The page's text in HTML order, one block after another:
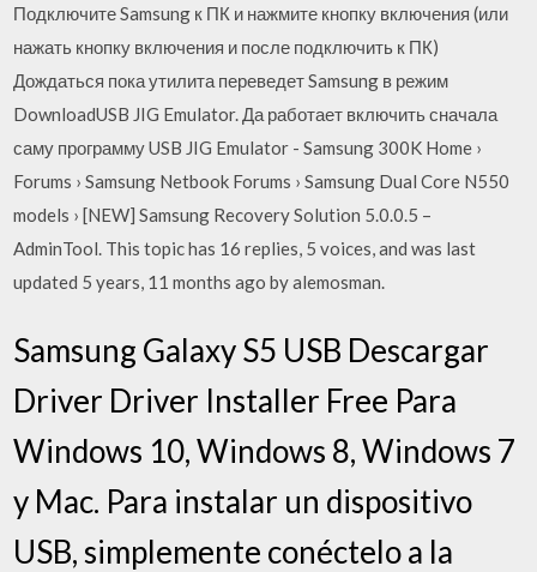
Подключите Samsung к ПК и нажмите кнопку включения (или
нажать кнопку включения и после подключить к ПК)
Дождаться пока утилита переведет Samsung в режим
DownloadUSB JIG Emulator. Да работает включить сначала
саму программу USB JIG Emulator - Samsung 300K Home ›
Forums › Samsung Netbook Forums › Samsung Dual Core N550
models › [NEW] Samsung Recovery Solution 5.0.0.5 –
AdminTool. This topic has 16 replies, 5 voices, and was last
updated 5 years, 11 months ago by alemosman.
Samsung Galaxy S5 USB Descargar
Driver Driver Installer Free Para
Windows 10, Windows 8, Windows 7
y Mac. Para instalar un dispositivo
USB, simplemente conéctelo a la